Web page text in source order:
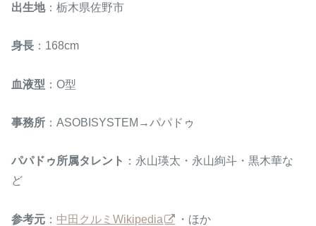
出生地：栃木県佐野市
身長 ：168cm
血液型 ：O型
事務所 ：ASOBISYSTEM→パパドゥ
パパドゥ所属タレント ：永山瑛太・永山絢斗・黒木華な
ど
参考元 ： 中田クルミWikipedia ・ほか